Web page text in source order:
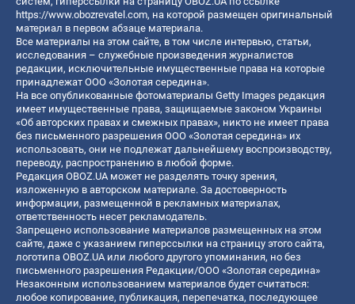
https://www.obozrevatel.com, на которой размещен оригинальный
материал в первом абзаце материала.
Все материалы на этом сайте, в том числе интервью, статьи,
исследования – служебные произведения журналистов
редакции, исключительные имущественные права на которые
принадлежат ООО «Золотая середина».
На все опубликованные фотоматериалы Getty Images редакция
имеет имущественные права, защищаемые законом Украины
«Об авторских правах и смежных правах», никто не имеет права
без письменного разрешения ООО «Золотая середина» их
использовать, они не подлежат дальнейшему воспроизводству,
переводу, распространению в любой форме.
Редакция OBOZ.UA может не разделять точку зрения,
изложенную в авторском материале. За достоверность
информации, размещенной в рекламных материалах,
ответственность несет рекламодатель.
Запрещено использование материалов размещенных на этом
сайте, даже с указанием гиперссылки на страницу этого сайта,
логотипа OBOZ.UA или любого другого упоминания, но без
письменного разрешения Редакции/ООО «Золотая середина»
Незаконным использованием материалов будет считаться:
любое копирование, публикация, перепечатка, последующее